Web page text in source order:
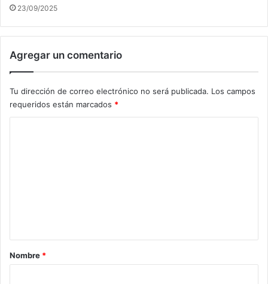
23/09/2025
Agregar un comentario
Tu dirección de correo electrónico no será publicada. Los campos
requeridos están marcados *
rNombre *